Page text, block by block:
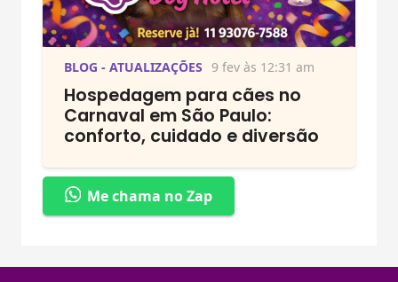
BLOG - ATUALIZAÇÕES 9 fev às 12:31 am
Hospedagem para cães no
Carnaval em São Paulo:
conforto, cuidado e diversão
Me chama no Zap